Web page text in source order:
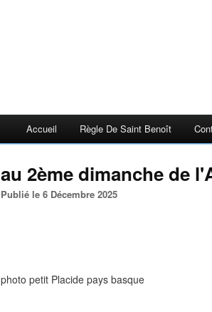
Accueil Règle De Saint Benoît
au 2ème dimanche de
Publié le 6 Décembre 2025
photo petit Placide pays basque